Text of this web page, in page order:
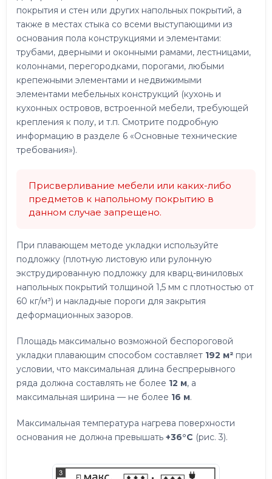
покрытия и стен или других напольных покрытий, а
также в местах стыка со всеми выступающими из
основания пола конструкциями и элементами:
трубами, дверными и оконными рамами, лестницами,
колоннами, перегородками, порогами, любыми
крепежными элементами и недвижимыми
элементами мебельных конструкций (кухонь и
кухонных островов, встроенной мебели, требующей
крепления к полу, и т.п. Смотрите подробную
информацию в разделе 6 «Основные технические
требования»).
Присверливание мебели или каких-либо
предметов к напольному покрытию в
данном случае запрещено.
При плавающем методе укладки используйте
подложку (плотную листовую или рулонную
экструдированную подложку для кварц-виниловых
напольных покрытий толщиной 1,5 мм с плотностью от
60 кг/м³) и накладные пороги для закрытия
деформационных зазоров.
Площадь максимально возможной беспороговой
укладки плавающим способом составляет 192 м² при
условии, что максимальная длина беспрерывного
ряда должна составлять не более 12 м, а
максимальная ширина — не более 16 м.
Максимальная температура нагрева поверхности
основания не должна превышать +36°C (рис. 3).